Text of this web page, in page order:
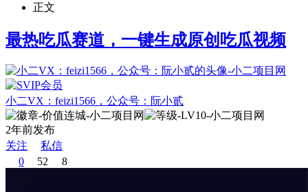
正文
最热吃瓜赛道，一键生成原创吃瓜视频
小二VX：feizi1566，公众号：阮小贰
2年前发布
关注
私信
0
52 8